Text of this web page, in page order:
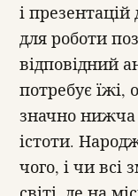
і
для роботи
відповідний
потребує їжі,
значно нижча
істоти.
чого, і чи всі